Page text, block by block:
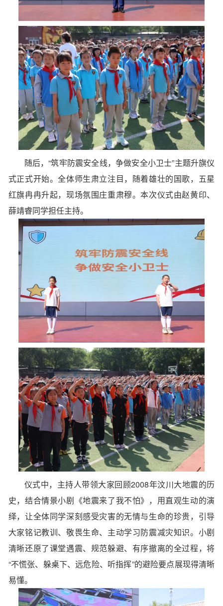
随后，“筑牢防震安全线，争做安全小卫士”主题升旗仪
式正式开始。全体师生肃立注目，随着雄壮的国歌，五星
红旗冉冉升起，现场氛围庄重肃穆。本次仪式由赵黄印、
薛靖睿同学担任主持。
仪式中，主持人带领大家回顾2008年汶川大地震的历
史，结合情景小剧《地震来了我不怕》，用直观生动的演
绎，让全体同学深刻感受灾害的无情与生命的珍贵，引导
大家铭记教训、敬畏生命、主动学习防震减灾知识。小剧
清晰还原了课堂遇震、规范躲避、有序撤离的全过程，将
“不慌张、躲桌下、远危险、听指挥”的避险要点展现得清晰
易懂。